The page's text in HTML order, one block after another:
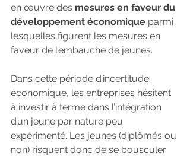
en œuvre des mesures en faveur du
développement économique parmi
lesquelles figurent les mesures en
faveur de l’embauche de jeunes.
Dans cette période d’incertitude
économique, les entreprises hésitent
à investir à terme dans l’intégration
d’un jeune par nature peu
expérimenté. Les jeunes (diplômés ou
non) risquent donc de se bousculer